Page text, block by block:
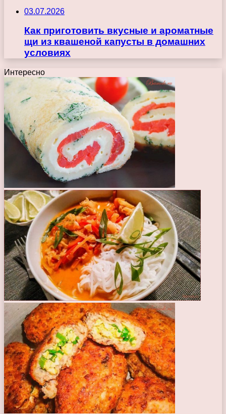
03.07.2026
Как приготовить вкусные и ароматные
щи из квашеной капусты в домашних
условиях
Интересно